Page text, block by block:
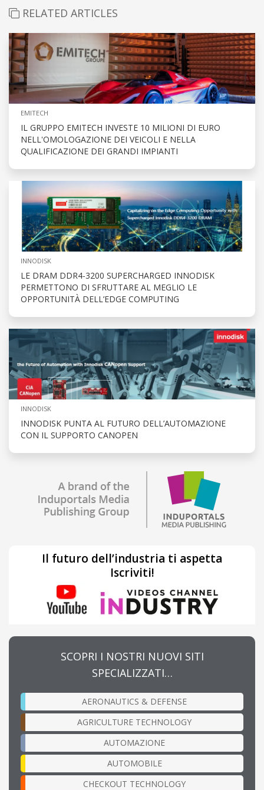
RELATED ARTICLES
EMITECH
IL GRUPPO EMITECH INVESTE 10 MILIONI DI EURO
NELL'OMOLOGAZIONE DEI VEICOLI E NELLA
QUALIFICAZIONE DEI GRANDI IMPIANTI
INNODISK
LE DRAM DDR4-3200 SUPERCHARGED INNODISK
PERMETTONO DI SFRUTTARE AL MEGLIO LE
OPPORTUNITÀ DELL’EDGE COMPUTING
INNODISK
INNODISK PUNTA AL FUTURO DELL’AUTOMAZIONE
CON IL SUPPORTO CANOPEN
Il futuro dell’industria ti aspetta
Iscriviti!
SCOPRI I NOSTRI NUOVI SITI
SPECIALIZZATI…
AERONAUTICS & DEFENSE
AGRICULTURE TECHNOLOGY
AUTOMAZIONE
AUTOMOBILE
CHECKOUT TECHNOLOGY